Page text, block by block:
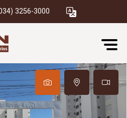
3256-3000